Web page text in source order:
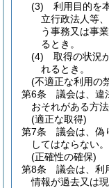
(3)
利用目的を
立行政法人等
う事務又は事
るとき。
(4)
取得の状況
れるとき。
(不適正な利用の
第6条
議会は、違
おそれがある方
(適正な取得)
第7条
議会は、偽
してはならない。
(正確性の確保)
第8条
議会は、利
情報が過去又は